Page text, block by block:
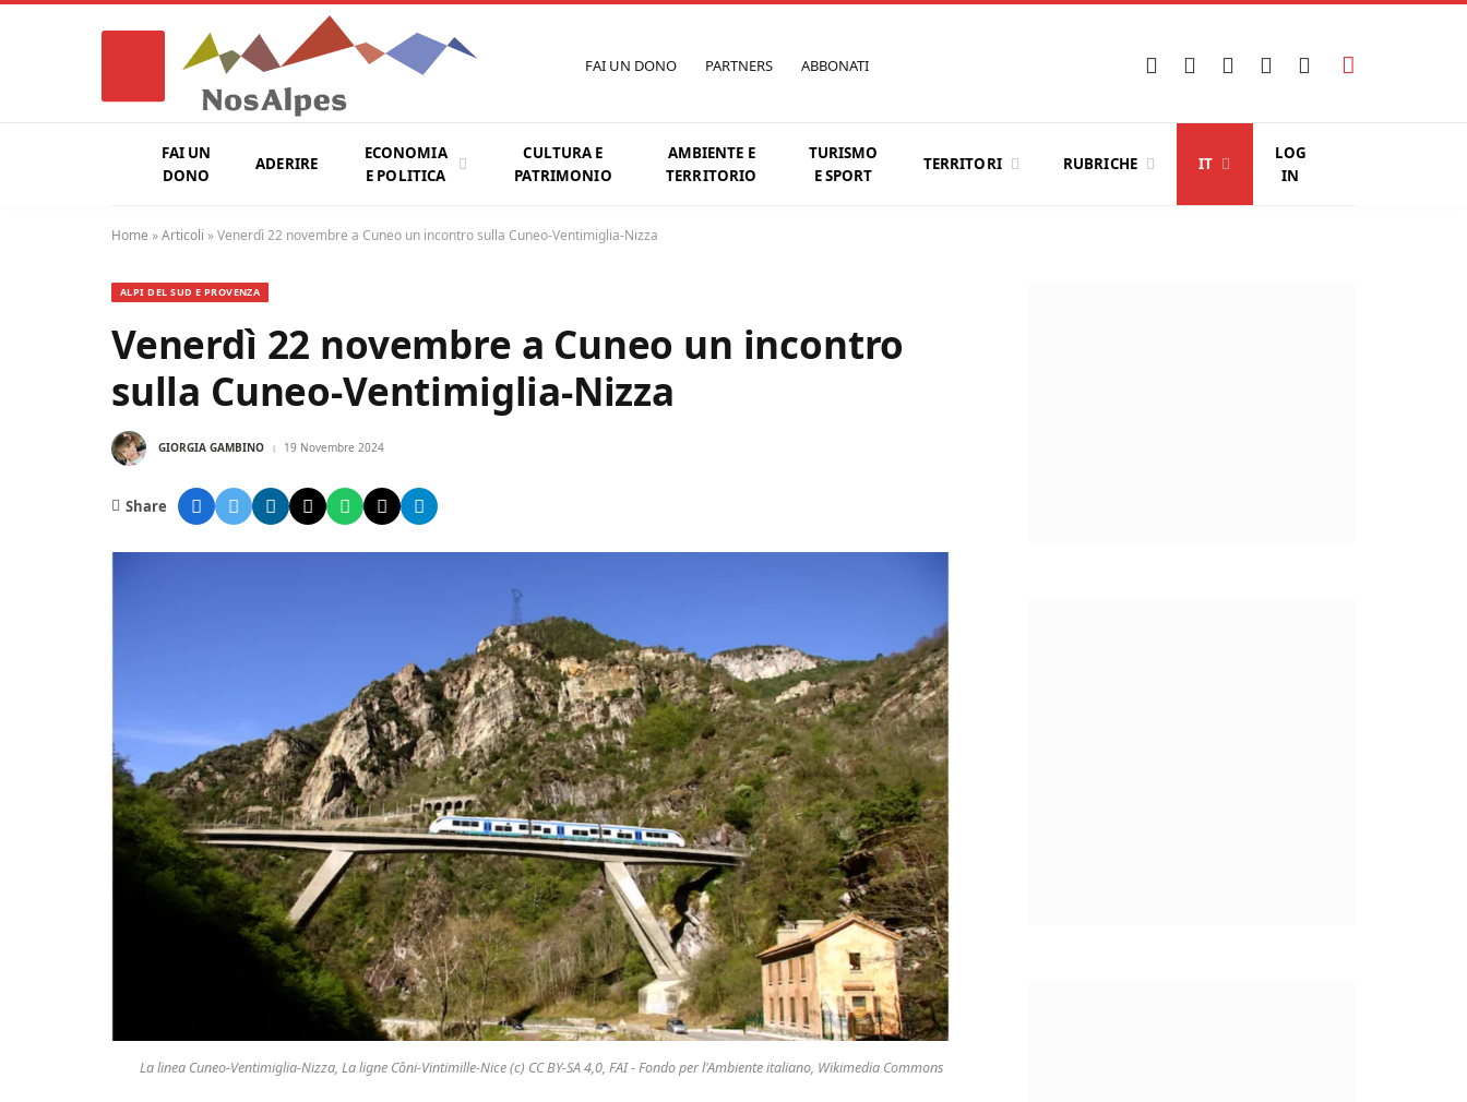
FAI UN DONO PARTNERS ABBONATI Facebook
X
Instagram
YouTubeLinkedIn
FAI UN
DONO
ADERIRE
ECONOMIA
E POLITICA
CULTURA E
PATRIMONIO
AMBIENTE E
TERRITORIO
TURISMO
E SPORT
TERRITORI RUBRICHE IT
LOG
IN
Home »Articoli »Venerdì 22 novembre a Cuneo un incontro sulla Cuneo-Ventimiglia-Nizza
ALPI DEL SUD E PROVENZA
Venerdì 22 novembre a Cuneo un incontro
sulla Cuneo-Ventimiglia-Nizza
GIORGIA GAMBINO 19 Novembre 2024
Share
La linea Cuneo-Ventimiglia-Nizza, La ligne Côni-Vintimille-Nice (c) CC BY-SA 4,0, FAI - Fondo per l'Ambiente italiano, Wikimedia Commons